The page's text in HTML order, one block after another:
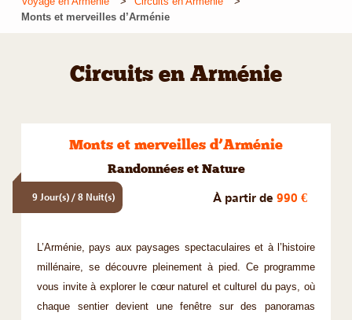
Monts et merveilles d’Arménie
Circuits en Arménie
Monts et merveilles d’Arménie
Randonnées et Nature
9 Jour(s) / 8 Nuit(s) À partir de 990 €
L’Arménie, pays aux paysages spectaculaires et à l’histoire
millénaire, se découvre pleinement à pied. Ce programme
vous invite à explorer le cœur naturel et culturel du pays, où
chaque sentier devient une fenêtre sur des panoramas